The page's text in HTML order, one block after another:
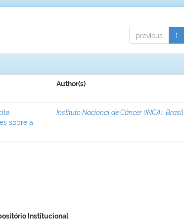
previous 1
Author(s)
sobre a
Instituto Nacional de Câncer (INCA), Brasil
Institucional